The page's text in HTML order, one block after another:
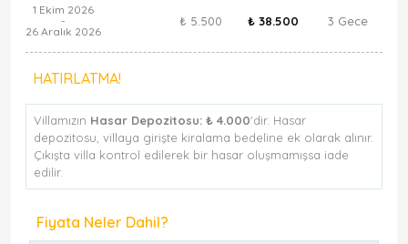
1 Ekim 2026
-
26 Aralık 2026
₺ 5.500 ₺ 38.500 3 Gece
HATIRLATMA!
Villamızın Hasar Depozitosu: ₺ 4.000'dir. Hasar
depozitosu, villaya girişte kiralama bedeline ek olarak alınır.
Çıkışta villa kontrol edilerek bir hasar oluşmamışsa iade
edilir.
Fiyata Neler Dahil?